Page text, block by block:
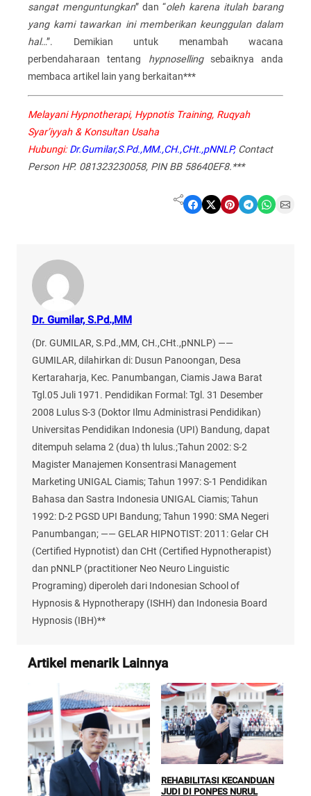
sangat menguntungkan” dan “oleh karena itulah barang
yang kami tawarkan ini memberikan keunggulan dalam
hal…”. Demikian untuk menambah wacana
perbendaharaan tentang hypnosellingsebaiknya anda
membaca artikel lain yang berkaitan***
Melayani Hypnotherapi, Hypnotis Training, Ruqyah
Syar’iyyah & Konsultan Usaha
Hubungi: Dr.Gumilar,S.Pd.,MM.,CH.,CHt.,pNNLP,Contact
Person HP. 081323230058, PIN BB 58640EF8.***
Share on Facebook Share on X Share on Pinterest Share on Telegram Share on WhatsApp Share on Email
Dr. Gumilar, S.Pd.,MM
(Dr. GUMILAR, S.Pd.,MM, CH.,CHt.,pNNLP) ——
GUMILAR, dilahirkan di: Dusun Panoongan, Desa
Kertaraharja, Kec. Panumbangan, Ciamis Jawa Barat
Tgl.05 Juli 1971. Pendidikan Formal: Tgl. 31 Desember
2008 Lulus S-3 (Doktor Ilmu Administrasi Pendidikan)
Universitas Pendidikan Indonesia (UPI) Bandung, dapat
ditempuh selama 2 (dua) th lulus.;Tahun 2002: S-2
Magister Manajemen Konsentrasi Management
Marketing UNIGAL Ciamis; Tahun 1997: S-1 Pendidikan
Bahasa dan Sastra Indonesia UNIGAL Ciamis; Tahun
1992: D-2 PGSD UPI Bandung; Tahun 1990: SMA Negeri
Panumbangan; —— GELAR HIPNOTIST: 2011: Gelar CH
(Certified Hypnotist) dan CHt (Certified Hypnotherapist)
dan pNNLP (practitioner Neo Neuro Linguistic
Programing) diperoleh dari Indonesian School of
Hypnosis & Hypnotherapy (ISHH) dan Indonesia Board
Hypnosis (IBH)**
Artikel menarik Lainnya
REHABILITASI KECANDUAN
JUDI DI PONPES NURUL